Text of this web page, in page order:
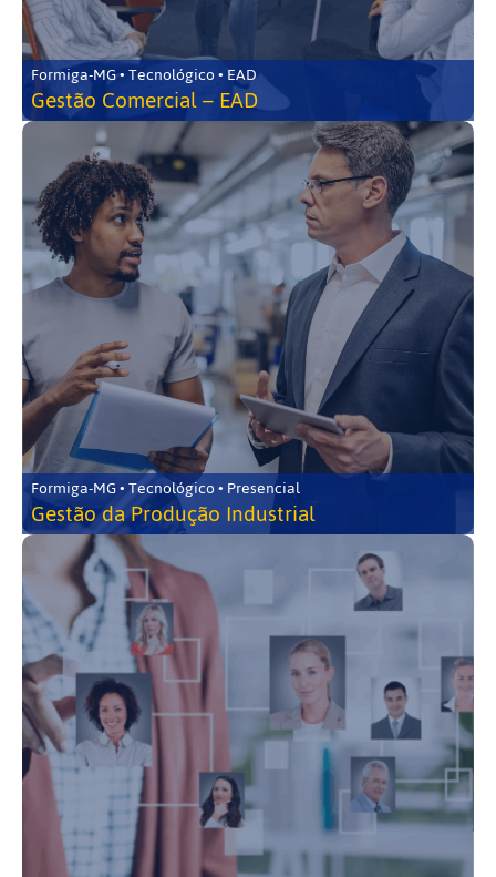
Formiga-MG • Tecnológico • EAD
Gestão Comercial – EAD
Formiga-MG • Tecnológico • Presencial
Gestão da Produção Industrial